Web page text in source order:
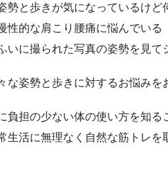
勢と歩きが気になっているけど
性的な肩こり腰痛に悩んでいる
いに撮られた写真の姿勢を見
な姿勢と歩きに対するお悩み
負担の少ない体の使い方を知る
生活に無理なく自然な筋トレを